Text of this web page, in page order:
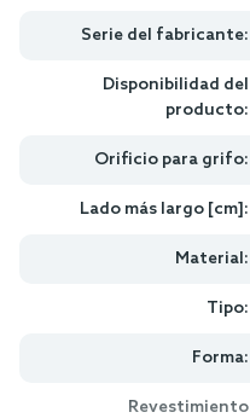
Serie del fabricante:
Disponibilidad del
producto:
Orificio para grifo:
Lado más largo [cm]:
Material:
Tipo:
Forma:
Revestimiento